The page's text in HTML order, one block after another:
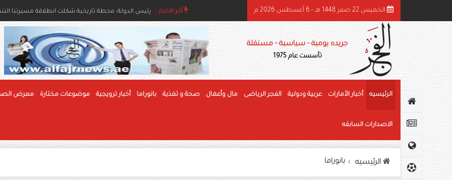
أخر الاخبار :
رئيس الدولة ونائباه يهنئون رئيس بوليفيا وحاكم عام بن راشد: الشيخ زايد قائد عظيم وحّد الصف وأرسى دعائم النهضة وغرس قيم العطاء والإنسانية
الخميس 22 صفر 1448 هـ - 6 أغسطس 2026 م
جريده يومية - سياسية - مستقلة
تأسست عام 1975
الرئيسيه أخبار الأمارات عربية ودولية الفجر الرياضى مال وأعمال صحة و تغذية بانوراما أخبار ترويجية موضوعات مختارة معرض
الاصدارات السابقه
الرئيسيه بانوراما